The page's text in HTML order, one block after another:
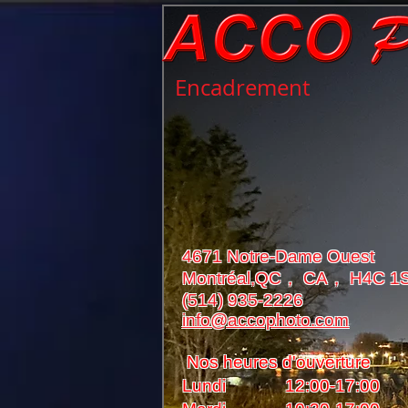
Encadrement
4671 Notre-Dame Ouest
Montréal,QC， CA， H4C
(514) 935-2226
info@accophoto.com
Nos heures d'ouverture
Lundi 12:00-17:00